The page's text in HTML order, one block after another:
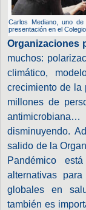
Carlos Mediano, uno
presentación en el
Organizaciones
muchos:
climático,
crecimiento de la
millones de
disminuyendo.
salido de la
Pandémico
alternativas
globales en
también es